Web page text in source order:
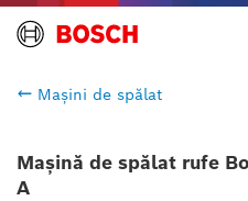
Mașini de spălat
Mașină de spălat rufe
A